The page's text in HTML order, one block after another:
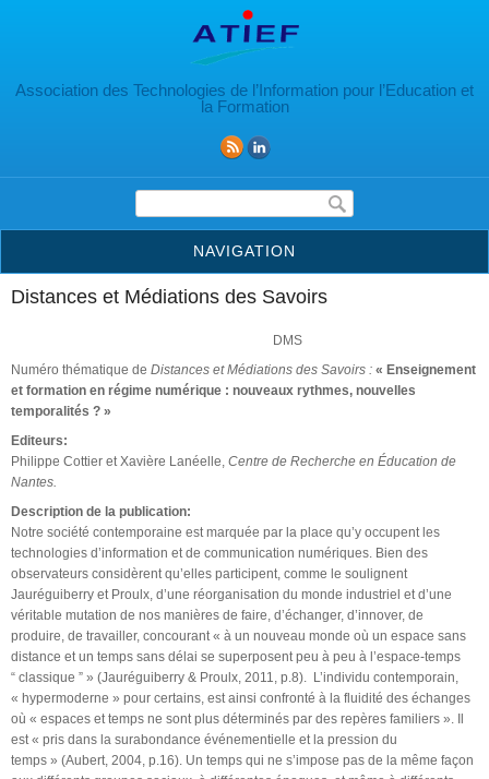
Association des Technologies de l’Information pour l’Education et
la Formation
Formulaire de recherche
NAVIGATION
Distances et Médiations des Savoirs
DMS
Numéro thématique de Distances et Médiations des Savoirs : « Enseignement
et formation en régime numérique : nouveaux rythmes, nouvelles
temporalités ? »
Editeurs:
Philippe Cottier et Xavière Lanéelle, Centre de Recherche en Éducation de
Nantes.
Description de la publication:
Notre société contemporaine est marquée par la place qu’y occupent les
technologies d’information et de communication numériques. Bien des
observateurs considèrent qu’elles participent, comme le soulignent
Jauréguiberry et Proulx, d’une réorganisation du monde industriel et d’une
véritable mutation de nos manières de faire, d’échanger, d’innover, de
produire, de travailler, concourant « à un nouveau monde où un espace sans
distance et un temps sans délai se superposent peu à peu à l’espace-temps
“ classique ” » (Jauréguiberry & Proulx, 2011, p.8). L’individu contemporain,
« hypermoderne » pour certains, est ainsi confronté à la fluidité des échanges
où « espaces et temps ne sont plus déterminés par des repères familiers ». Il
est « pris dans la surabondance événementielle et la pression du
temps » (Aubert, 2004, p.16). Un temps qui ne s’impose pas de la même façon